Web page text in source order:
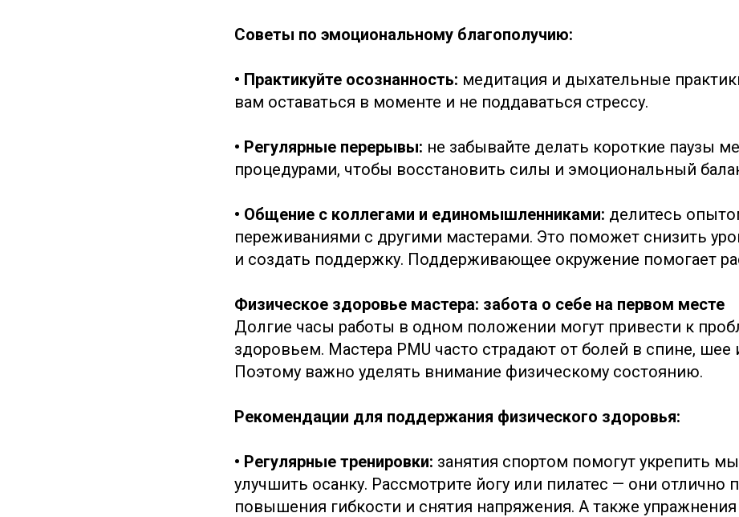
Советы по эмоциональному благополучию:
• Практикуйте осознанность: медитация и дыхательные
вам оставаться в моменте и не поддаваться стрессу.
• Регулярные перерывы: не забывайте делать короткие паузы
процедурами, чтобы восстановить силы и эмоциональный
• Общение с коллегами и единомышленниками: делитесь
переживаниями с другими мастерами. Это поможет снизить
и создать поддержку. Поддерживающее окружение помогает
Физическое здоровье мастера: забота о себе на первом месте
Долгие часы работы в одном положении могут привести к
здоровьем. Мастера PMU часто страдают от болей в спине, шее
Поэтому важно уделять внимание физическому состоянию.
Рекомендации для поддержания физического здоровья:
• Регулярные тренировки: занятия спортом помогут укрепить
улучшить осанку. Рассмотрите йогу или пилатес — они отлично
повышения гибкости и снятия напряжения. А также